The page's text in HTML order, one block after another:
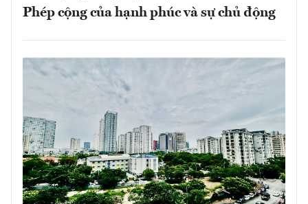
Phép cộng của hạnh phúc và sự chủ động